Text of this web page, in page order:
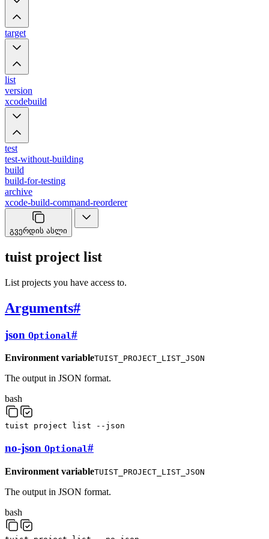
target
list
version
xcodebuild
test
test-without-building
build
build-for-testing
archive
xcode-build-command-reorderer
გვერდის ასლი
tuist project list
List projects you have access to.
Arguments#
json Optional#
Environment variableTUIST_PROJECT_LIST_JSON
The output in JSON format.
bash
tuist project list --json
no-json Optional#
Environment variableTUIST_PROJECT_LIST_JSON
The output in JSON format.
bash